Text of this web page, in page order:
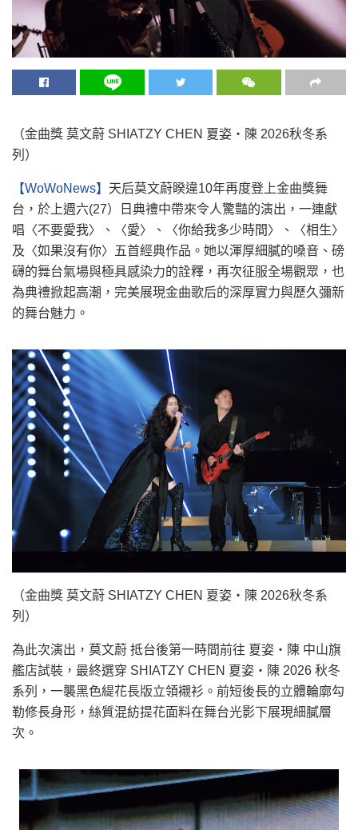
（金曲獎 莫文蔚 SHIATZY CHEN 夏姿・陳 2026秋冬系
列）
【WoWoNews】 天后莫文蔚睽違10年再度登上金曲獎舞
台，於上週六(27）日典禮中帶來令人驚豔的演出，一連獻
唱〈不要愛我〉、〈愛〉、〈你給我多少時間〉、〈相生〉
及〈如果沒有你〉五首經典作品。她以渾厚細膩的嗓音、磅
礴的舞台氣場與極具感染力的詮釋，再次征服全場觀眾，也
為典禮掀起高潮，完美展現金曲歌后的深厚實力與歷久彌新
的舞台魅力。
（金曲獎 莫文蔚 SHIATZY CHEN 夏姿・陳 2026秋冬系
列）
為此次演出，莫文蔚 抵台後第一時間前往 夏姿・陳 中山旗
艦店試裝，最終選穿 SHIATZY CHEN 夏姿・陳 2026 秋冬
系列，一襲黑色緹花長版立領襯衫。前短後長的立體輪廓勾
勒修長身形，絲質混紡提花面料在舞台光影下展現細膩層
次。